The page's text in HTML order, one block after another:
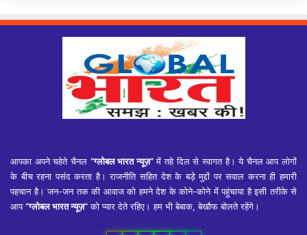
आपका अपने चहेते चैनल “ग्लोबल भारत न्यूज़”में तहे दिल से स्वागत है। ये चैनल आप लोगों
के बीच रहना पसंद करता है। राजनीति सहित देश के बड़े मुद्दों पर सवाल करना ही हमारी
पहचान है। जन-जन तक की आवाज को हमने देश के कोने-कोने में पहुंचाया है इसी तरीके से
आप“ग्लोबल भारत न्यूज़”को प्यार देते रहिए। हम भी बेबाक, बेखौफ बोलते रहेंगे।